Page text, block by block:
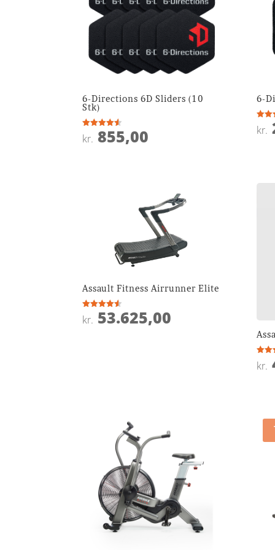
6-Directions 6D Sliders (10
Stk)
Vurderet
4.5
kr. 855,00
6-
4.8
kr.
Assault Fitness Airrunner Elite
Vurderet
4.5
kr. 53.625,00
4.2
kr.